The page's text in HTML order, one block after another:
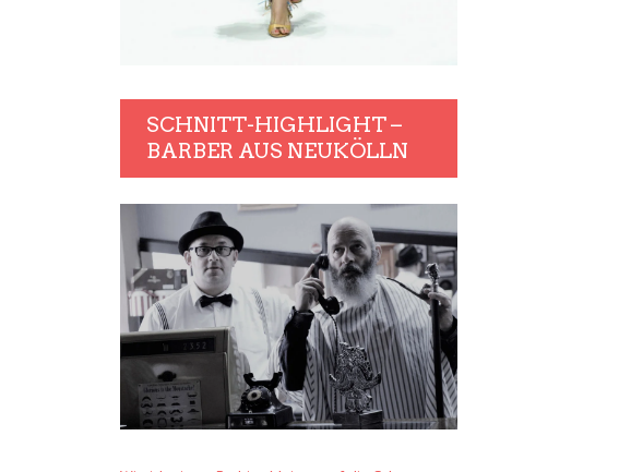
SCHNITT-HIGHLIGHT –
BARBER AUS NEUKÖLLN